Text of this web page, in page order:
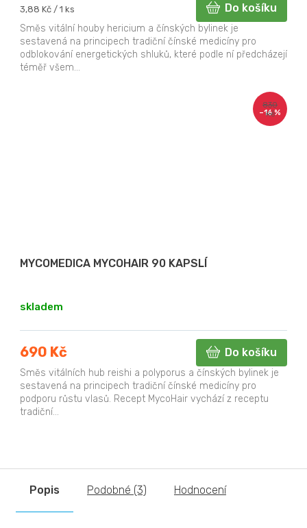
Měrná
3,88 Kč / 1 ks Do košíku
Směs vitální houby hericium a čínských bylinek je
sestavená na principech tradiční čínské medicíny pro
odblokování energetických shluků, které podle ní předcházejí
téměř všem...
830
Kč
–16 %
MYCOMEDICA MYCOHAIR 90 KAPSLÍ
skladem
690 Kč Do košíku
Směs vitálních hub reishi a polyporus a čínských bylinek je
sestavená na principech tradiční čínské medicíny pro
podporu růstu vlasů. Recept MycoHair vychází z receptu
tradiční...
Popis Podobné (3) Hodnocení